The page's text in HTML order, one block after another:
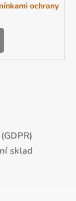
ochrany
sklad